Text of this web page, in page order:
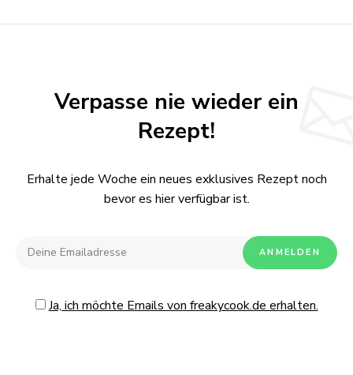
Verpasse nie wieder ein
Rezept!
Erhalte jede Woche ein neues exklusives Rezept noch
bevor es hier verfügbar ist.
Ja, ich möchte Emails von freakycook.de erhalten.